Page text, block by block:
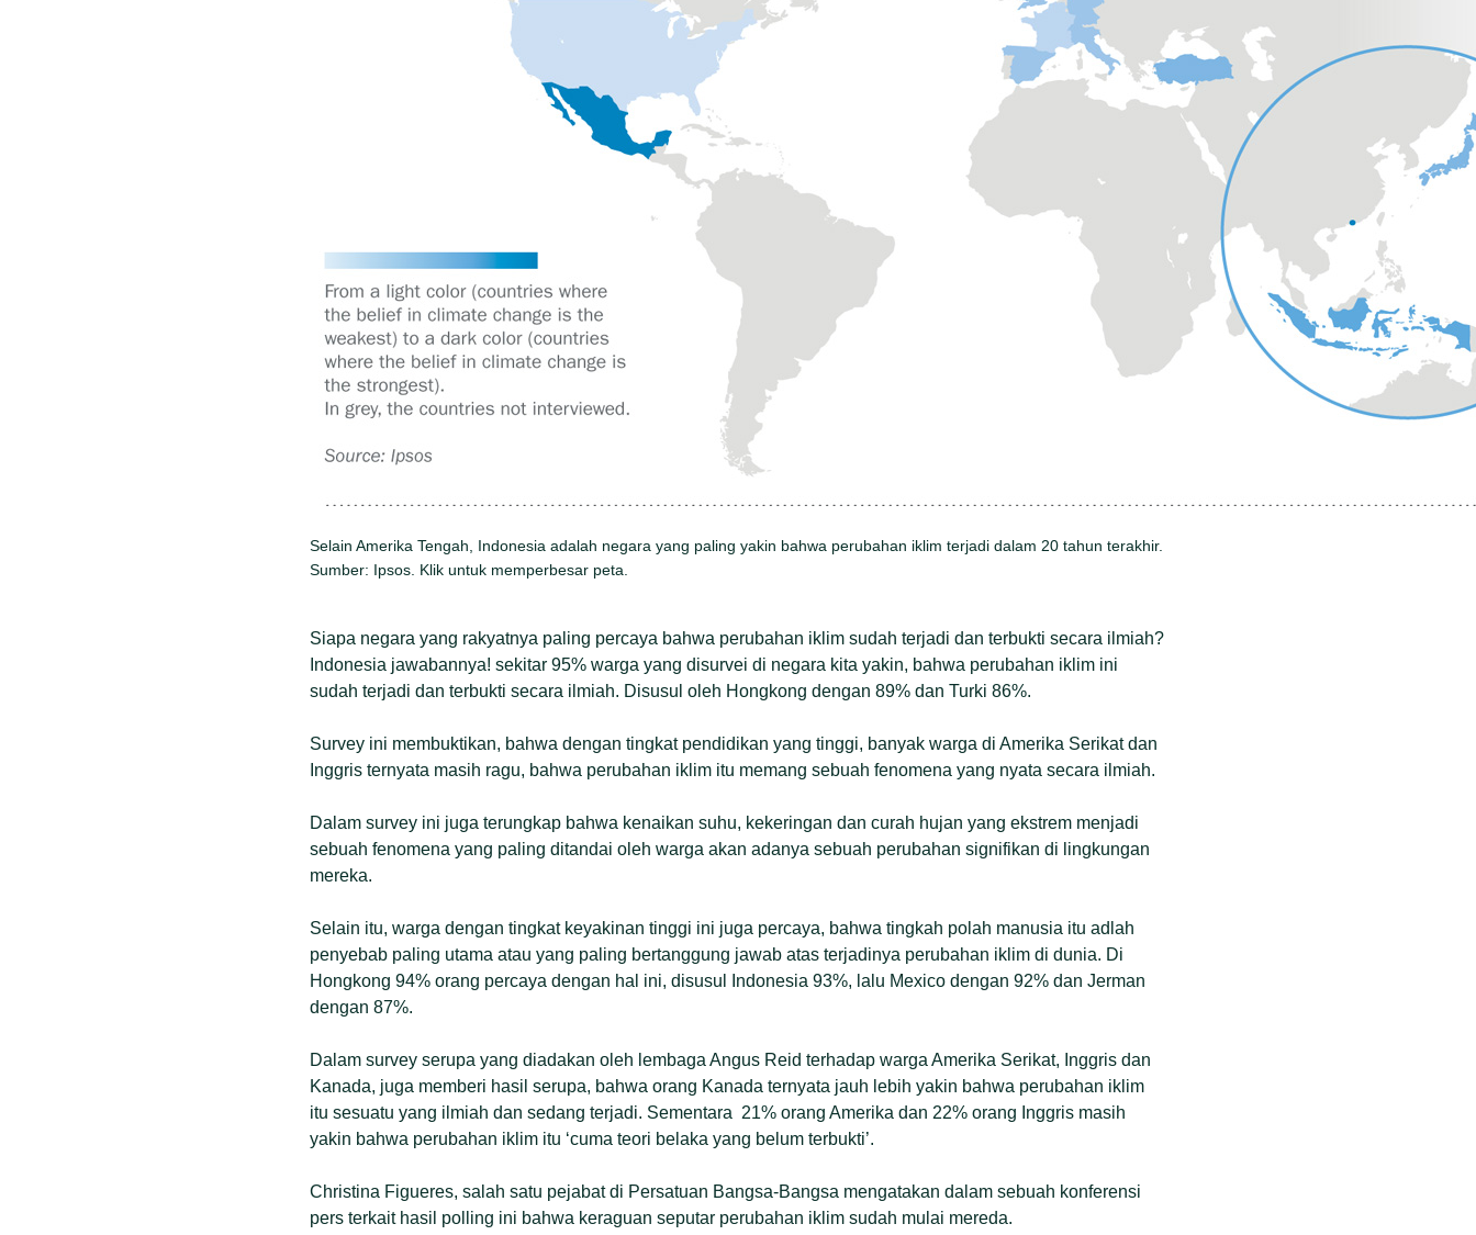
Selain Amerika Tengah, Indonesia adalah negara yang paling yakin bahwa perubahan iklim terjadi dalam 20 tahun terakhir.
Sumber: Ipsos. Klik untuk memperbesar peta.
Siapa negara yang rakyatnya paling percaya bahwa perubahan iklim sudah terjadi dan terbukti secara ilmiah?
Indonesia jawabannya! sekitar 95% warga yang disurvei di negara kita yakin, bahwa perubahan iklim ini
sudah terjadi dan terbukti secara ilmiah. Disusul oleh Hongkong dengan 89% dan Turki 86%.
Survey ini membuktikan, bahwa dengan tingkat pendidikan yang tinggi, banyak warga di Amerika Serikat dan
Inggris ternyata masih ragu, bahwa perubahan iklim itu memang sebuah fenomena yang nyata secara ilmiah.
Dalam survey ini juga terungkap bahwa kenaikan suhu, kekeringan dan curah hujan yang ekstrem menjadi
sebuah fenomena yang paling ditandai oleh warga akan adanya sebuah perubahan signifikan di lingkungan
mereka.
Selain itu, warga dengan tingkat keyakinan tinggi ini juga percaya, bahwa tingkah polah manusia itu adlah
penyebab paling utama atau yang paling bertanggung jawab atas terjadinya perubahan iklim di dunia. Di
Hongkong 94% orang percaya dengan hal ini, disusul Indonesia 93%, lalu Mexico dengan 92% dan Jerman
dengan 87%.
Dalam survey serupa yang diadakan oleh lembaga Angus Reid terhadap warga Amerika Serikat, Inggris dan
Kanada, juga memberi hasil serupa, bahwa orang Kanada ternyata jauh lebih yakin bahwa perubahan iklim
itu sesuatu yang ilmiah dan sedang terjadi. Sementara 21% orang Amerika dan 22% orang Inggris masih
yakin bahwa perubahan iklim itu ‘cuma teori belaka yang belum terbukti’.
Christina Figueres, salah satu pejabat di Persatuan Bangsa-Bangsa mengatakan dalam sebuah konferensi
pers terkait hasil polling ini bahwa keraguan seputar perubahan iklim sudah mulai mereda.